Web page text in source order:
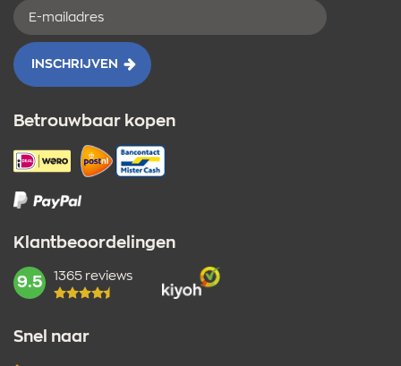
E-
mailadres
INSCHRIJVEN
Betrouwbaar kopen
Klantbeoordelingen
mark:
9.5 1365 reviews
Snel naar